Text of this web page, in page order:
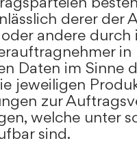
derer der
andere
Daten im Sinne
jeweiligen
zur
welche unter
sind.